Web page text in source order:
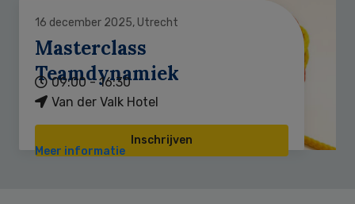
16 december 2025, Utrecht
Masterclass
Teamdynamiek
09:00 - 16:30
Van der Valk Hotel
Inschrijven
Meer informatie